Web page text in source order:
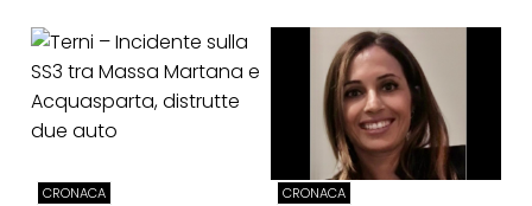
CRONACA CRONACA